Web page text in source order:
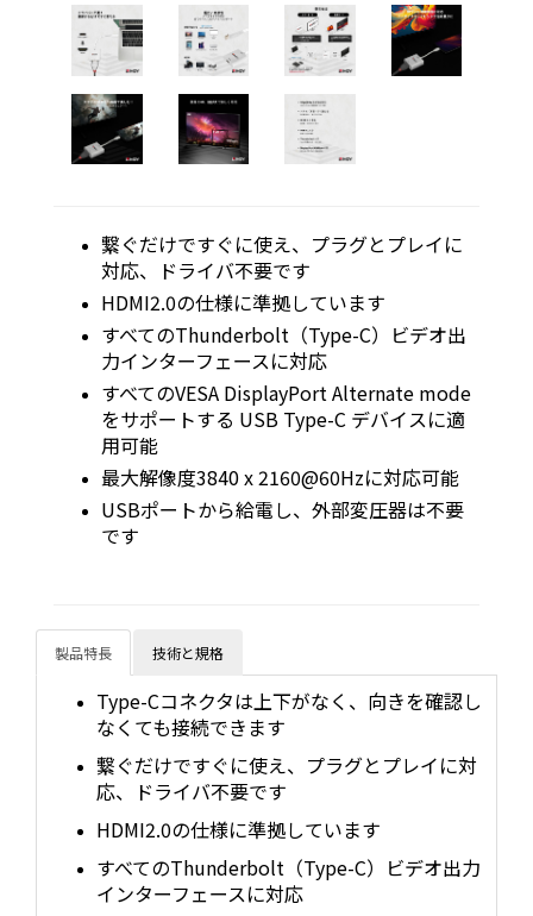
繋ぐだけですぐに使え、プラグとプレイに
対応、ドライバ不要です
HDMI2.0の仕様に準拠しています
すべてのThunderbolt（Type-C）ビデオ出
力インターフェースに対応
すべてのVESA DisplayPort Alternate mode
をサポートする USB Type-C デバイスに適
用可能
最大解像度3840 x 2160@60Hzに対応可能
USBポートから給電し、外部変圧器は不要
です
製品特長 技術と規格
Type-Cコネクタは上下がなく、向きを確認し
なくても接続できます
繋ぐだけですぐに使え、プラグとプレイに対
応、ドライバ不要です
HDMI2.0の仕様に準拠しています
すべてのThunderbolt（Type-C）ビデオ出力
インターフェースに対応